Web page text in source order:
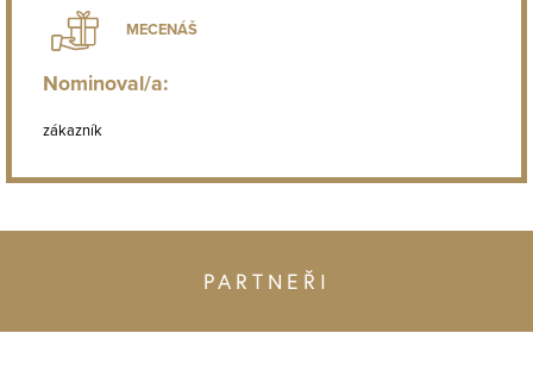
MECENÁŠ
Nominoval/a:
zákazník
PARTNEŘI